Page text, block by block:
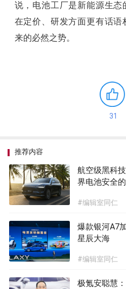
说，电池工厂是新能源生态
在定价、研发方面更有话语
来的必然之势。
31
推荐内容
航空级黑科
界电池安全
#编辑室同仁
爆款银河A7
星辰大海
#编辑室同仁
极氪安聪慧